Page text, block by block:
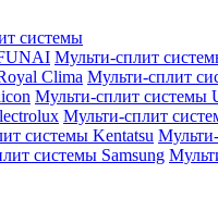
системы
Мульти-сплит
Clima Мульти-сплит
Мульти-сплит системы
Мульти-сплит
системы Kentatsu
системы Samsung